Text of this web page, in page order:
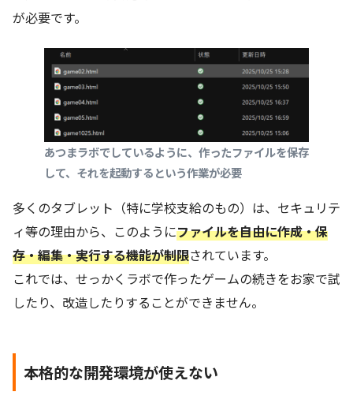
が必要です。
あつまラボでしているように、作ったファイルを保存
して、それを起動するという作業が必要
多くのタブレット（特に学校支給のもの）は、セキュリテ
ィ等の理由から、このようにファイルを自由に作成・保
存・編集・実行する機能が制限されています。
これでは、せっかくラボで作ったゲームの続きをお家で試
したり、改造したりすることができません。
本格的な開発環境が使えない